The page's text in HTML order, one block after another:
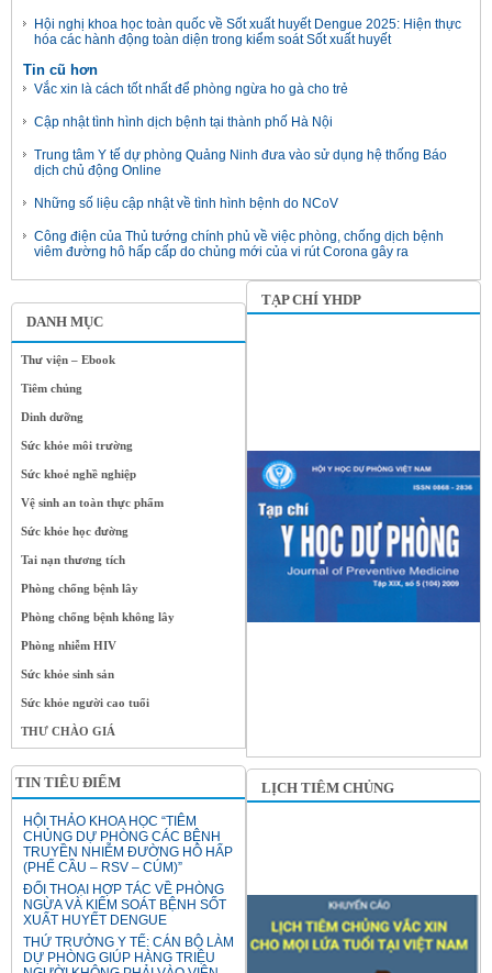
DANH MỤC
Thư viện – Ebook
Tiêm chủng
Dinh dưỡng
Sức khỏe môi trường
Sức khoẻ nghề nghiệp
Vệ sinh an toàn thực phẩm
Sức khỏe học đường
Tai nạn thương tích
Phòng chống bệnh lây
Phòng chống bệnh không lây
Phòng nhiễm HIV
Sức khỏe sinh sản
Sức khỏe người cao tuổi
THƯ CHÀO GIÁ
TIN TIÊU ĐIỂM
HỘI THẢO KHOA HỌC “TIÊM
CHỦNG DỰ PHÒNG CÁC BỆNH
TRUYỀN NHIỄM ĐƯỜNG HÔ HẤP
(PHẾ CẦU – RSV – CÚM)”
ĐỐI THOẠI HỢP TÁC VỀ PHÒNG
NGỪA VÀ KIỂM SOÁT BỆNH SỐT
XUẤT HUYẾT DENGUE
THỨ TRƯỞNG Y TẾ: CÁN BỘ LÀM
DỰ PHÒNG GIÚP HÀNG TRIỆU
Hội nghị khoa học toàn quốc về Sốt xuất huyết Dengue 2025: Hiện thực
hóa các hành động toàn diện trong kiểm soát Sốt xuất huyết
Tin cũ hơn
Vắc xin là cách tốt nhất để phòng ngừa ho gà cho trẻ
Cập nhật tình hình dịch bệnh tại thành phố Hà Nội
Trung tâm Y tế dự phòng Quảng Ninh đưa vào sử dụng hệ thống Báo
dịch chủ động Online
Những số liệu cập nhật về tình hình bệnh do NCoV
Công điện của Thủ tướng chính phủ về việc phòng, chống dịch bệnh
viêm đường hô hấp cấp do chủng mới của vi rút Corona gây ra
TẠP CHÍ YHDP
LỊCH TIÊM CHỦNG